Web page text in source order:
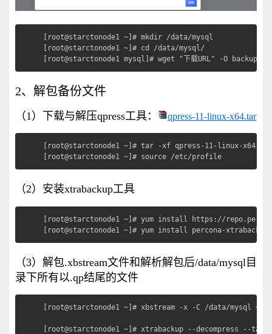
[root@starctonode1 ~]# mkdir /data/mysql
[root@starctonode1 ~]# cd /data/mysql/
[root@starctonode1 mysql]# wget "下载URL" -O
2、解包备份文件
（1）下载与解压qpress工具： qpress-11-linux-x64.tar
[root@starctonode1 ~]# tar -xf qpress-11-linux-
[root@starctonode1 ~]# source /etc/profile
（2）安装xtrabackup工具
[root@starctonode1 ~]# yum install https://
[root@starctonode1 ~]# yum install percona-
（3）解包.xbstream文件和解析解包后/data/mysql目
录下所有以.qp结尾的文件
[root@starctonode1 ~]# xbstream -x -C /data/mysql < /
[root@starctonode1 ~]# xtrabackup --decompress --